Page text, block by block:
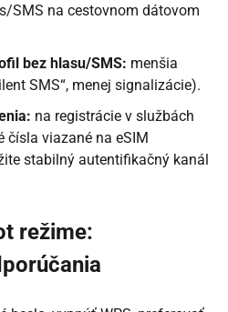
SMS na cestovnom dátovom
bez hlasu/SMS: menšia
SMS“, menej signalizácie).
na registrácie v službách
čísla viazané na eSIM
stabilný autentifikačný kanál
režime: